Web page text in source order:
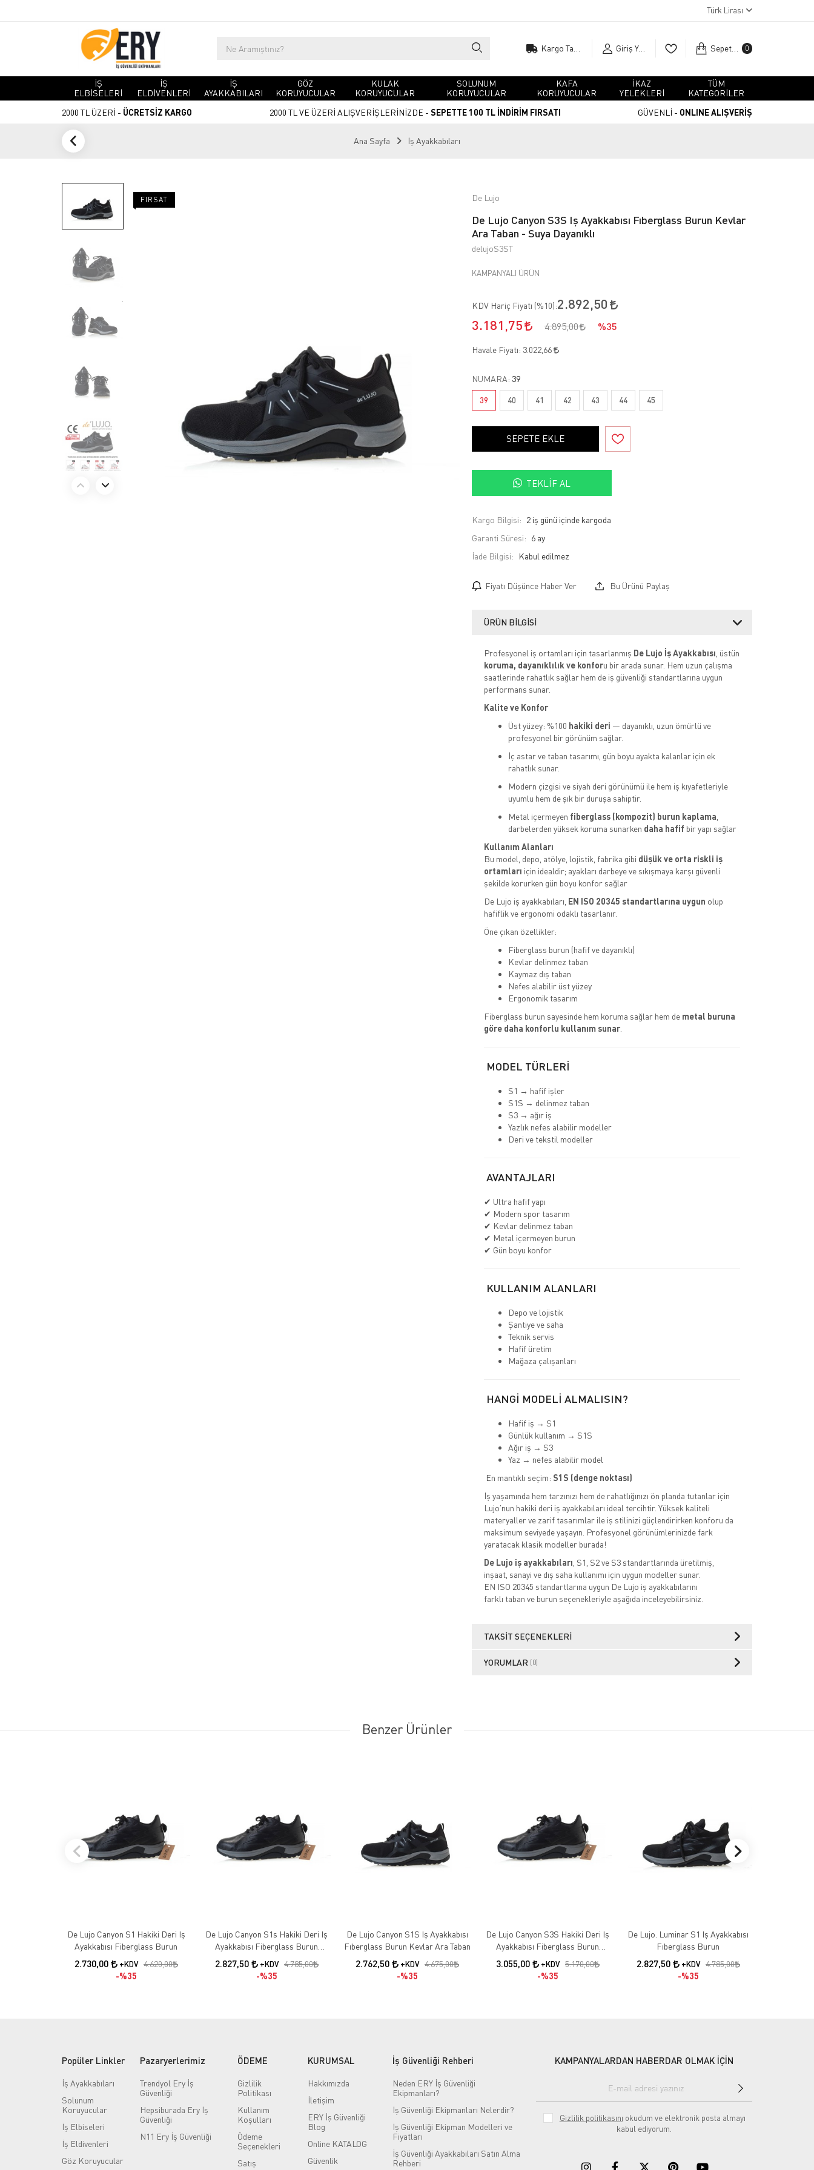
Türk Lirası
Giriş Yap Sepetim 0
İŞ
ELBİSELERİ
İŞ
ELDİVENLERİ
İŞ
AYAKKABILARI
GÖZ
KORUYUCULAR
KULAK
KORUYUCULAR
SOLUNUM
KORUYUCULAR
KAFA
KORUYUCULAR
İKAZ
YELEKLERİ
TÜM
KATEGORİLER
2000 TL ÜZERİ - ÜCRETSİZ KARGO 2000 TL VE ÜZERİ ALIŞVERİŞLERİNİZDE - SEPETTE 100 TL İNDİRİM FIRSATI GÜVENLİ - ONLINE ALIŞVERİŞ
Ana Sayfa İş Ayakkabıları
FIRSAT De Lujo
De Lujo Canyon S3S Iş Ayakkabısı Fıberglass Burun Kevlar
Ara Taban - Suya Dayanıklı
delujoS3ST
KAMPANYALI ÜRÜN
KDV Hariç Fiyatı (%10):2.892,50
3.181,75
4.895,00 %35
Havale Fiyatı: 3.022,66
NUMARA: 39
39 40 41 42 43 44 45
SEPETE EKLE
TEKLIF AL
Kargo Bilgisi: 2 iş günü içinde kargoda
Garanti Süresi: 6 ay
İade Bilgisi:
Fiyatı Düşünce Haber Ver Bu Ürünü Paylaş
ÜRÜN BILGISI
Profesyonel iş ortamları için tasarlanmış De Lujo İş Ayakkabısı , üstün
koruma, dayanıklılık ve konforu bir arada sunar. Hem uzun çalışma
saatlerinde rahatlık sağlar hem de iş güvenliği standartlarına uygun
performans sunar.
Kalite ve Konfor
Üst yüzey: %100 hakiki deri — dayanıklı, uzun ömürlü ve
profesyonel bir görünüm sağlar.
İç astar ve taban tasarımı, gün boyu ayakta kalanlar için ek
rahatlık sunar.
Modern çizgisi ve siyah deri görünümü ile hem iş kıyafetleriyle
uyumlu hem de şık bir duruşa sahiptir.
Metal içermeyen fiberglass (kompozit) burun kaplama
darbelerden yüksek koruma sunarken daha hafif bir yapı sağlar
Kullanım Alanları
Bu model, depo, atölye, lojistik, fabrika gibi düşük ve orta riskli iş
ortamları için idealdir; ayakları darbeye ve sıkışmaya karşı güvenli
şekilde korurken gün boyu konfor sağlar
De Lujo iş ayakkabıları, EN ISO 20345 standartlarına uygun olup
hafiflik ve ergonomi odaklı tasarlanır.
Öne çıkan özellikler:
Fiberglass burun (hafif ve dayanıklı)
Kevlar delinmez taban
Kaymaz dış taban
Nefes alabilir üst yüzey
Ergonomik tasarım
Fiberglass burun sayesinde hem koruma sağlar hem de metal buruna
göre daha konforlu kullanım sunar.
MODEL TÜRLERİ
S1 → hafif işler
S1S → delinmez taban
S3 → ağır iş
Yazlık nefes alabilir modeller
Deri ve tekstil modeller
AVANTAJLARI
✔ Ultra hafif yapı
✔ Modern spor tasarım
✔ Kevlar delinmez taban
✔ Metal içermeyen burun
✔ Gün boyu konfor
KULLANIM ALANLARI
Depo ve lojistik
Şantiye ve saha
Teknik servis
Hafif üretim
Mağaza çalışanları
HANGİ MODELİ ALMALISIN?
Hafif iş → S1
Günlük kullanım → S1S
Ağır iş → S3
Yaz → nefes alabilir model
En mantıklı seçim: S1S (denge noktası)
İş yaşamında hem tarzınızı hem de rahatlığınızı ön planda tutanlar için
Lujo’nun hakiki deri iş ayakkabıları ideal tercihtir. Yüksek kaliteli
materyaller ve zarif tasarımlar ile iş stilinizi güçlendirirken konforu da
maksimum seviyede yaşayın. Profesyonel görünümlerinizde fark
yaratacak klasik modeller burada!
De Lujo iş ayakkabıları , S1, S2 ve S3 standartlarında üretilmiş,
inşaat, sanayi ve dış saha kullanımı için uygun modeller sunar.
EN ISO 20345 standartlarına uygun De Lujo iş ayakkabılarını
farklı taban ve burun seçenekleriyle aşağıda inceleyebilirsiniz.
TAKSIT SEÇENEKLERI
YORUMLAR (0)
Benzer Ürünler
De Lujo Canyon S1 Hakiki Deri Iş
Ayakkabısı Fiberglass Burun
2.730,00 +KDV 4.620,00
%35
De Lujo Canyon S1s Hakiki Deri Iş
Ayakkabısı Fiberglass Burun
Kevlar Ara Taban Siyah Deri
2.827,50 +KDV 4.785,00
%35
De Lujo Canyon S1S Iş Ayakkabısı
Fıberglass Burun Kevlar Ara Taban
2.762,50 +KDV 4.675,00
%35
De Lujo Canyon S3S Hakiki Deri Iş
Ayakkabısı Fiberglass Burun
Kevlar Ara Taban - Suya Dayanıklı
3.055,00 +KDV 5.170,00
%35
De Lujo. Luminar S1 Iş Ayakkabısı
Fıberglass Burun
2.827,50 +KDV 4.785,00
%35
Popüler Linkler
İş Ayakkabıları
Solunum
Koruyucular
İş Elbiseleri
İş Eldivenleri
Göz Koruyucular
Pazaryerlerimiz
Trendyol Ery İş
Güvenliği
Hepsiburada Ery İş
Güvenliği
N11 Ery İş Güvenliği
ÖDEME
Gizlilik
Politikası
Kullanım
Koşulları
Ödeme
Seçenekleri
Satış
KURUMSAL
Hakkımızda
İletişim
ERY İş Güvenliği
Blog
Online KATALOG
Güvenlik
İş Güvenliği Rehberi
Neden ERY İş Güvenliği
Ekipmanları?
İş Güvenliği Ekipmanları Nelerdir?
İş Güvenliği Ekipman Modelleri ve
Fiyatları
İş Güvenliği Ayakkabıları Satın Alma
Rehberi
KAMPANYALARDAN HABERDAR OLMAK İÇİN
Gizlilik politikasını okudum ve elektronik posta almayı
kabul ediyorum.